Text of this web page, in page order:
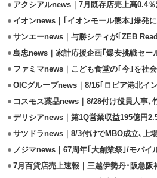
アクシアルnews｜7月既存店売上高0.4
サンエーnews｜与勝シティが｢ZEB
サツドラnews｜8/3付けでMBO成立､上